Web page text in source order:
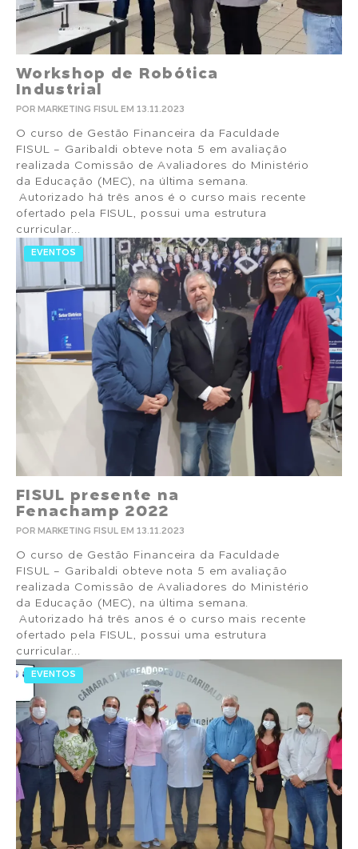
Workshop de Robótica
Industrial
POR MARKETING FISUL EM 13.11.2023
O curso de Gestão Financeira da Faculdade
FISUL - Garibaldi obteve nota 5 em avaliação
realizada Comissão de Avaliadores do Ministério
da Educação (MEC), na última semana.
Autorizado há três anos é o curso mais recente
ofertado pela FISUL, possui uma estrutura
curricular...
EVENTOS
FISUL presente na
Fenachamp 2022
POR MARKETING FISUL EM 13.11.2023
O curso de Gestão Financeira da Faculdade
FISUL - Garibaldi obteve nota 5 em avaliação
realizada Comissão de Avaliadores do Ministério
da Educação (MEC), na última semana.
Autorizado há três anos é o curso mais recente
ofertado pela FISUL, possui uma estrutura
curricular...
EVENTOS